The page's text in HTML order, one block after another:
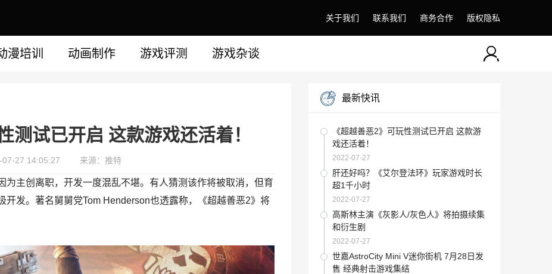
关于我们 联系我们 商务合作 版权隐私
漫培训 动画制作 游戏评测 游戏杂谈
测试已开启 这款游戏还活着！
07-27 14:05:27 来源：推特
为主创离职，开发一度混乱不堪。有人猜测该作将被取消，但育
开发。著名舅舅党Tom Henderson也透露称，《超越善恶2》将
最新快讯
《超越善恶2》可玩性测试已开启 这款游
戏还活着！
2022-07-27
肝还好吗？《艾尔登法环》玩家游戏时长
超1千小时
2022-07-27
高斯林主演《灰影人/灰色人》将拍摄续集
和衍生剧
2022-07-27
世嘉AstroCity Mini V迷你街机 7月28日发
售 经典射击游戏集结